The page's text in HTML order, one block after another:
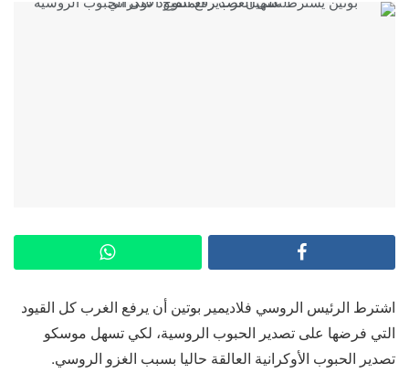
اشترط الرئيس الروسي فلاديمير بوتين أن يرفع الغرب كل القيود
التي فرضها على تصدير الحبوب الروسية، لكي تسهل موسكو
تصدير الحبوب الأوكرانية العالقة حاليا بسبب الغزو الروسي.